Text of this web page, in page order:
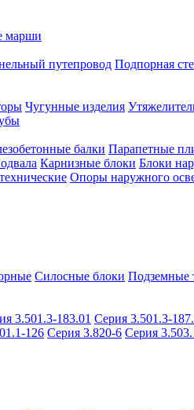
марши
путепровод Подпорная
Чугунные изделия
балки Парапетные
Карнизные блоки Блоки
Опоры наружного
Силосные блоки Подземные
3.501.3-183.01 Серия 3.501.3-
126 Серия 3.820-6 Серия